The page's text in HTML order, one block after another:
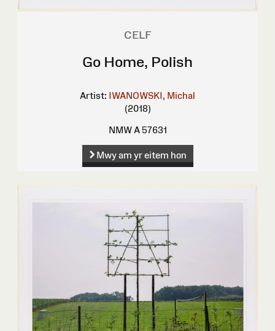
CELF
Go Home, Polish
Artist: IWANOWSKI, Michal
(2018)
NMW A 57631
Mwy am yr eitem hon